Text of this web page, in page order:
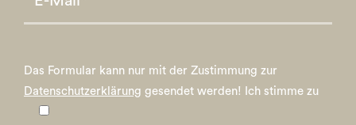
Das Formular kann nur mit der Zustimmung zur
Datenschutzerklärung gesendet werden! Ich stimme zu